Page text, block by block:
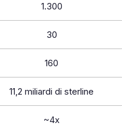
1.300
30
160
11,2 miliardi di sterline
~4x